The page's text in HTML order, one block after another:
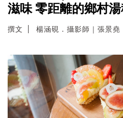
滋味 零距離的鄉村
撰文 楊涵硯．攝影師｜張景堯